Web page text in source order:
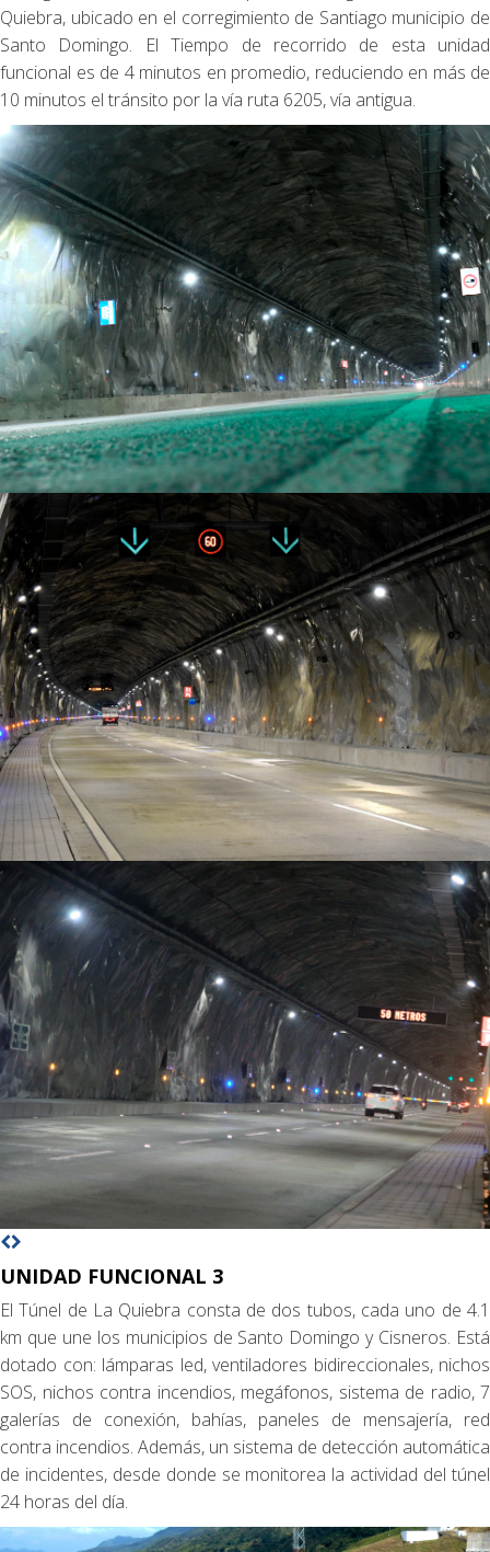
Quiebra, ubicado en el corregimiento de Santiago municipio de
Santo Domingo. El Tiempo de recorrido de esta unidad
funcional es de 4 minutos en promedio, reduciendo en más de
10 minutos el tránsito por la vía ruta 6205, vía antigua.
UNIDAD FUNCIONAL 3
El Túnel de La Quiebra consta de dos tubos, cada uno de 4.1
km que une los municipios de Santo Domingo y Cisneros. Está
dotado con: lámparas led, ventiladores bidireccionales, nichos
SOS, nichos contra incendios, megáfonos, sistema de radio, 7
galerías de conexión, bahías, paneles de mensajería, red
contra incendios. Además, un sistema de detección automática
de incidentes, desde donde se monitorea la actividad del túnel
24 horas del día.